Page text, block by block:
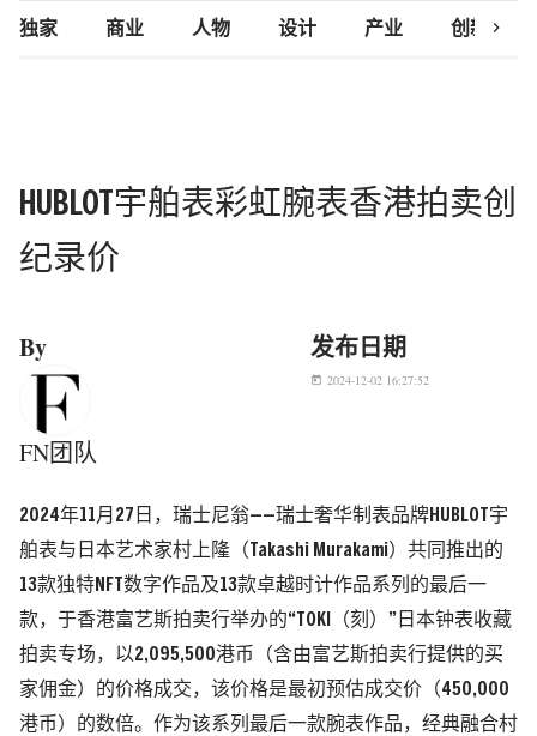
独家 商业 人物 设计 产业 创新研究
chevron_right
HUBLOT宇舶表彩虹腕表香港拍卖创
纪录价
By
FN团队
发布日期
today 2024-12-02 16:27:52
2024年11月27日，瑞士尼翁——瑞士奢华制表品牌HUBLOT宇
舶表与日本艺术家村上隆（Takashi Murakami）共同推出的
13款独特NFT数字作品及13款卓越时计作品系列的最后一
款，于香港富艺斯拍卖行举办的“TOKI（刻）”日本钟表收藏
拍卖专场，以2,095,500港币（含由富艺斯拍卖行提供的买
家佣金）的价格成交，该价格是最初预估成交价（450,000
港币）的数倍。作为该系列最后一款腕表作品，经典融合村